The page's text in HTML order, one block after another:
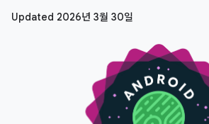
Updated 2026년 3월 30일